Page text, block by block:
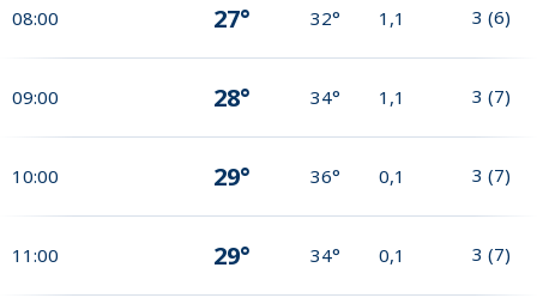
08:00 27° 32° 1,1 3 (6)
09:00 28° 34° 1,1 3 (7)
10:00 29° 36° 0,1 3 (7)
11:00 29° 34° 0,1 3 (7)